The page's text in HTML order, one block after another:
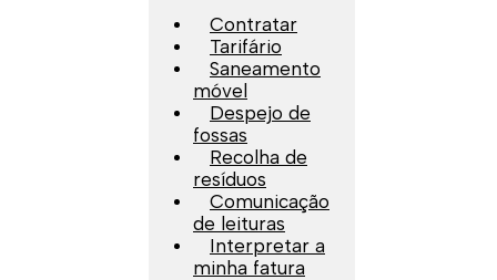
Contratar
Tarifário
Saneamento
móvel
Despejo de
fossas
Recolha de
resíduos
Comunicação
de leituras
Interpretar a
minha fatura